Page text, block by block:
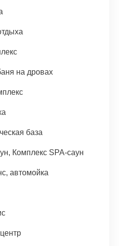
на дровах
база
Комплекс SPA-саун
автомойка